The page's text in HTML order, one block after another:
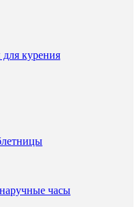
курения
часы